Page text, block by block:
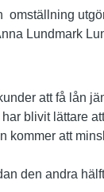
omställning
Lundmark
att få lån
blivit lättare
kommer att
den andra